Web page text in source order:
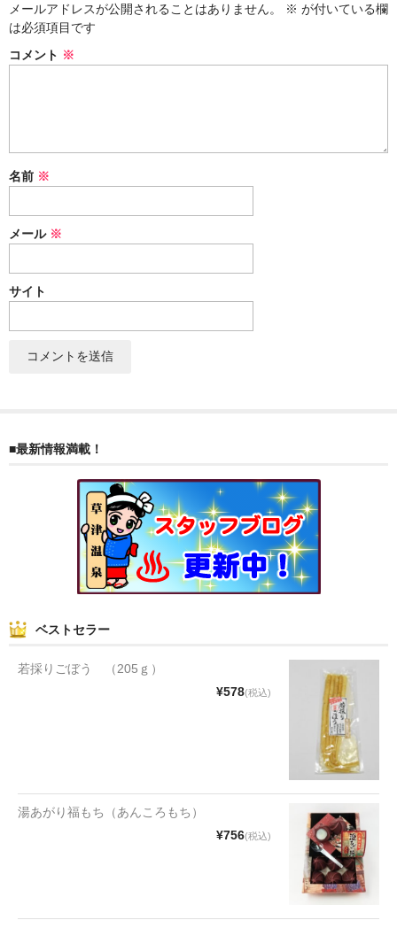
文具
雑貨
文具
クッキー
ケーキ
まんじゅう
スナック
メールアドレスが公開されることはありません。
※ が付いている欄
は必須項目です
コメント ※
名前 ※
メール ※
サイト
■最新情報満載！
ベストセラー
若採りごぼう （205ｇ）
¥578(税込)
湯あがり福もち（あんころもち）
¥756(税込)